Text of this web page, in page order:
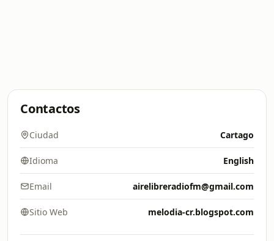
Contactos
Ciudad Cartago
Idioma English
Email airelibreradiofm@gmail.com
Sitio Web melodia-cr.blogspot.com